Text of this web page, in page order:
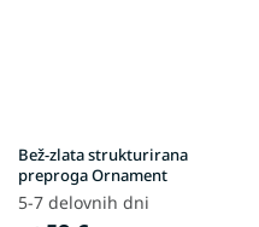
Bež-zlata strukturirana
preproga Ornament
5-7 delovnih dni